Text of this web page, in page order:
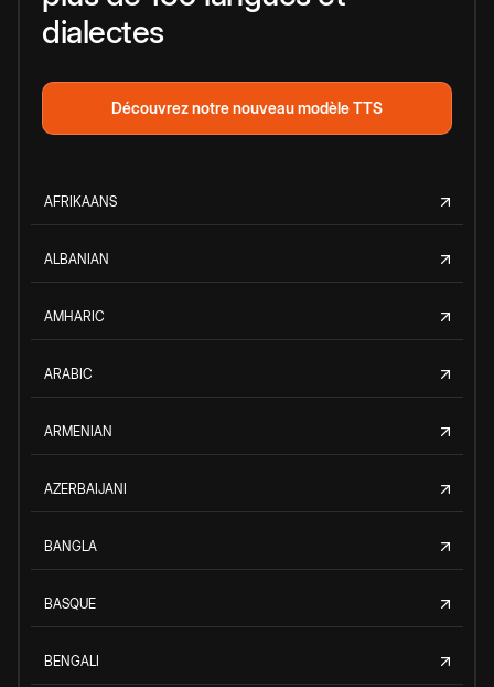
dialectes
Découvrez notre nouveau modèle TTS
AFRIKAANS
ALBANIAN
AMHARIC
ARABIC
ARMENIAN
AZERBAIJANI
BANGLA
BASQUE
BENGALI